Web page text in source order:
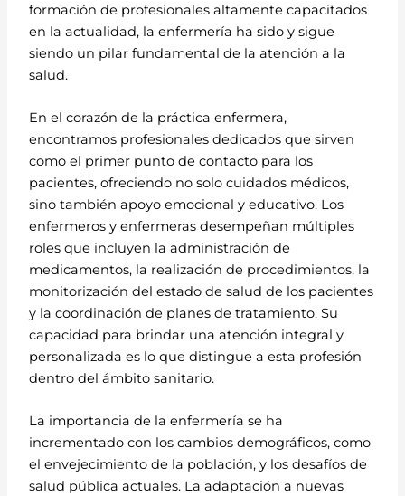
formación de profesionales altamente capacitados
en la actualidad, la enfermería ha sido y sigue
siendo un pilar fundamental de la atención a la
salud.
En el corazón de la práctica enfermera,
encontramos profesionales dedicados que sirven
como el primer punto de contacto para los
pacientes, ofreciendo no solo cuidados médicos,
sino también apoyo emocional y educativo. Los
enfermeros y enfermeras desempeñan múltiples
roles que incluyen la administración de
medicamentos, la realización de procedimientos, la
monitorización del estado de salud de los pacientes
y la coordinación de planes de tratamiento. Su
capacidad para brindar una atención integral y
personalizada es lo que distingue a esta profesión
dentro del ámbito sanitario.
La importancia de la enfermería se ha
incrementado con los cambios demográficos, como
el envejecimiento de la población, y los desafíos de
salud pública actuales. La adaptación a nuevas